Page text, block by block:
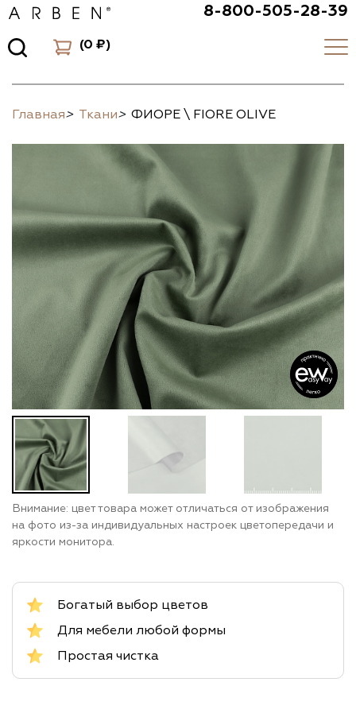
8-800-505-28-39
(0 ₽)
Главная> Ткани> ФИОРЕ \ FIORE OLIVE
Внимание: цвет товара может отличаться от изображения
на фото из-за индивидуальных настроек цветопередачи и
яркости монитора.
Богатый выбор цветов
Для мебели любой формы
Простая чистка